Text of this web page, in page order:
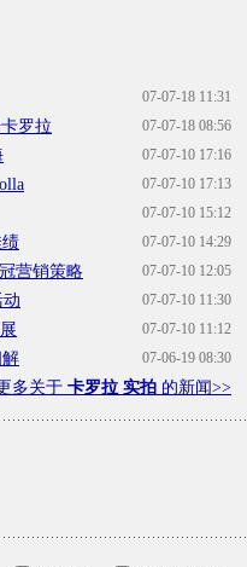
07-07-18 11:31
07-07-18 08:56
罗拉
07-07-10 17:16
07-07-10 17:13
07-07-10 15:12
07-07-10 14:29
07-07-10 12:05
营销策略
07-07-10 11:30
07-07-10 11:12
07-06-19 08:30
多关于 卡罗拉 实拍 的新闻>>